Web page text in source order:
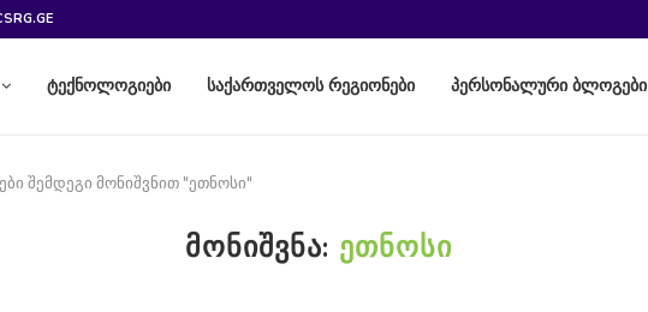
ტექნოლოგიები საქართველოს რეგიონები პერსონალური ბლოგები
შემდეგი მონიშვნით "ეთნოსი"
ᲛᲝᲜᲘᲨᲕᲜᲐ: ᲔᲗᲜᲝᲡᲘ